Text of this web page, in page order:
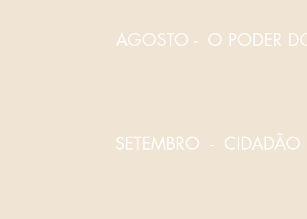
AGOSTO - O PODER
SETEMBRO - CIDADÃO